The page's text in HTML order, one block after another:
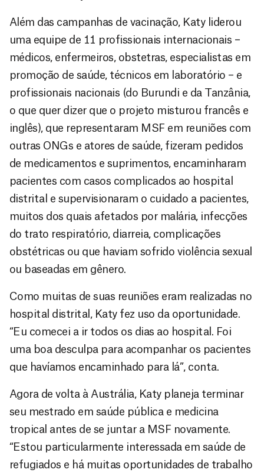
Além das campanhas de vacinação, Katy liderou
uma equipe de 11 profissionais internacionais –
médicos, enfermeiros, obstetras, especialistas em
promoção de saúde, técnicos em laboratório – e
profissionais nacionais (do Burundi e da Tanzânia,
o que quer dizer que o projeto misturou francês e
inglês), que representaram MSF em reuniões com
outras ONGs e atores de saúde, fizeram pedidos
de medicamentos e suprimentos, encaminharam
pacientes com casos complicados ao hospital
distrital e supervisionaram o cuidado a pacientes,
muitos dos quais afetados por malária, infecções
do trato respiratório, diarreia, complicações
obstétricas ou que haviam sofrido violência sexual
ou baseadas em gênero.
Como muitas de suas reuniões eram realizadas no
hospital distrital, Katy fez uso da oportunidade.
“Eu comecei a ir todos os dias ao hospital. Foi
uma boa desculpa para acompanhar os pacientes
que havíamos encaminhado para lá”, conta.
Agora de volta à Austrália, Katy planeja terminar
seu mestrado em saúde pública e medicina
tropical antes de se juntar a MSF novamente.
“Estou particularmente interessada em saúde de
refugiados e há muitas oportunidades de trabalho